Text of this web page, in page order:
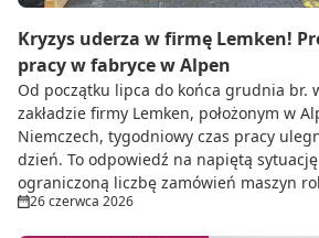
Kryzys uderza w firmę Lemken!
pracy w fabryce w Alpen
Od początku lipca do końca grudnia br.
zakładzie firmy Lemken, położonym w
Niemczech, tygodniowy czas pracy
dzień. To odpowiedź na napiętą
ograniczoną liczbę zamówień maszyn
26 czerwca 2026